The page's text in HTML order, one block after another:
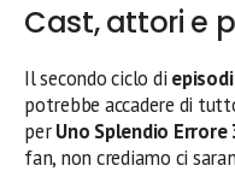
Cast, attori e
Il secondo ciclo di episodi
potrebbe accadere di
perUno Splendio
fan, non crediamo ci